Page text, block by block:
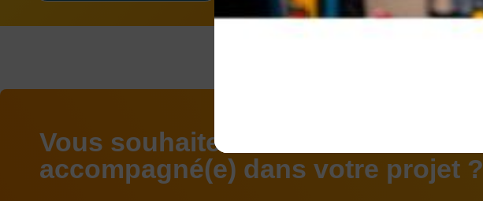
Vous souhaitez être
accompagné(e) dans votre projet ?